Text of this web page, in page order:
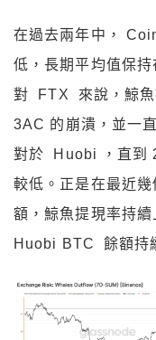
在過去兩年中，
低，長期平均值保持
對 FTX 來說，鯨
3AC 的崩潰，並一
對於 Huobi ，直到
較低。正是在最近
額，鯨魚提現率持
Huobi BTC 餘額持